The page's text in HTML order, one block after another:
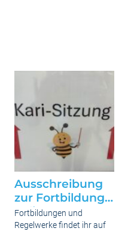
Ausschreibung
zur Fortbildung
online
Fortbildungen und
Regelwerke findet ihr auf